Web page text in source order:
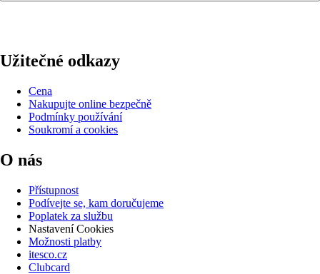
Užitečné odkazy
Cena
Nakupujte online bezpečně
Podmínky používání
Soukromí a cookies
O nás
Přístupnost
Podívejte se, kam doručujeme
Poplatek za službu
Nastavení Cookies
Možnosti platby
itesco.cz
Clubcard